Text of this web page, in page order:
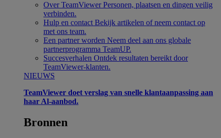
Over TeamViewer Personen, plaatsen en dingen veilig
verbinden.
Hulp en contact Bekijk artikelen of neem contact op
met ons team.
Een partner worden Neem deel aan ons globale
partnerprogramma TeamUP.
Succesverhalen Ontdek resultaten bereikt door
TeamViewer-klanten.
NIEUWS
TeamViewer doet verslag van snelle klantaanpassing aan
haar Al-aanbod.
Bronnen